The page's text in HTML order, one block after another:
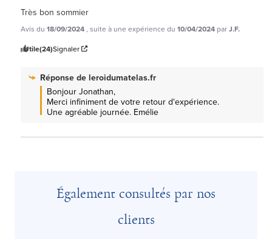
Très bon sommier
Avis du 18/09/2024, suite à une expérience du 10/04/2024 parJ.F.
Utile(24)Signaler
Réponse de leroidumatelas.fr
Bonjour Jonathan,
Merci infiniment de votre retour d'expérience.
Une agréable journée. Emélie
Également consultés par nos
clients